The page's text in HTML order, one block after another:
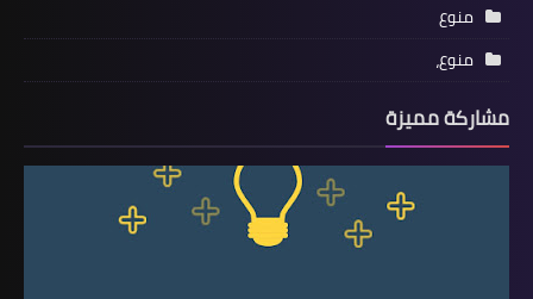
منوع
منوع،
مشاركة مميزة